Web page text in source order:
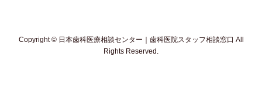
Copyright © 日本歯科医療相談センター｜歯科医院スタッフ相談窓口 All
Rights Reserved.